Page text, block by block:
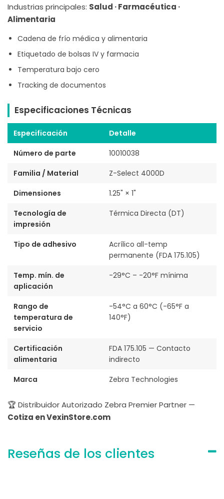
Industrias principales: Salud · Farmacéutica ·
Alimentaria
Cadena de frío médica y alimentaria
Etiquetado de bolsas IV y farmacia
Temperatura bajo cero
Tracking de documentos
Especificaciones Técnicas
Especificación
Detalle
Número de parte
10010038
Familia / Material
Z-Select 4000D
Dimensiones
1.25" × 1"
Tecnología de
impresión
Térmica Directa (DT)
Tipo de adhesivo
Acrílico all-temp
permanente (FDA 175.105)
Temp. mín. de
aplicación
-29°C – -20°F mínima
Rango de
temperatura de
servicio
-54°C a 60°C (-65°F a
140°F)
Certificación
alimentaria
FDA 175.105 — Contacto
indirecto
Marca
Zebra Technologies
🏆 Distribuidor Autorizado Zebra Premier Partner —
Cotiza en VexinStore.com
Reseñas de los clientes